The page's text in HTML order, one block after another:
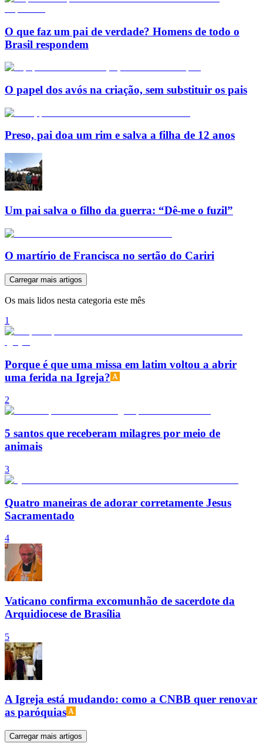
O que faz um pai de verdade? Homens de todo o
Brasil respondem
O papel dos avós na criação, sem substituir os pais
Preso, pai doa um rim e salva a filha de 12 anos
Um pai salva o filho da guerra: “Dê-me o fuzil”
O martírio de Francisca no sertão do Cariri
Carregar mais artigos
Os mais lidos nesta categoria este mês
1
Porque é que uma missa em latim voltou a abrir
uma ferida na Igreja?
2
5 santos que receberam milagres por meio de
animais
3
Quatro maneiras de adorar corretamente Jesus
Sacramentado
4
Vaticano confirma excomunhão de sacerdote da
Arquidiocese de Brasília
5
A Igreja está mudando: como a CNBB quer renovar
as paróquias
Carregar mais artigos